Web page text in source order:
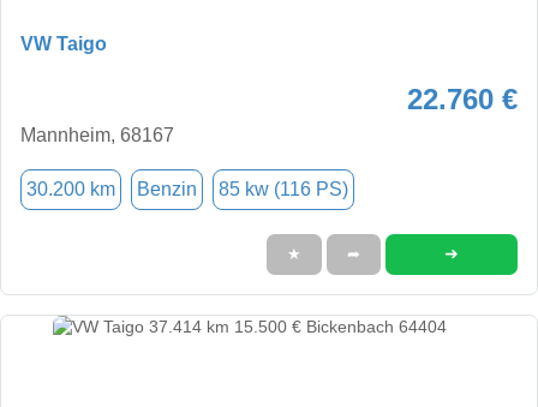
VW Taigo
22.760 €
Mannheim, 68167
30.200 km Benzin 85 kw (116 PS)
★ ➦ ➜